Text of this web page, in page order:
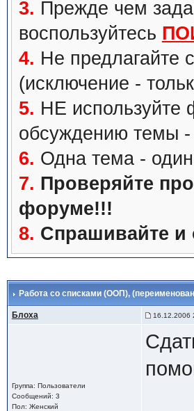
3. Прежде чем
воспользуйтесь
4. Не предлагайте
(исключение -
5. НЕ
обсуждению темы -
6. Одна тема -
7. Проверяйте
форуме!!!
8. Спрашивайте и
Работа со списками (ООП),
Блоха 16.12.2006
Группа: Пользователи
Сообщений: 3
Пол: Женский